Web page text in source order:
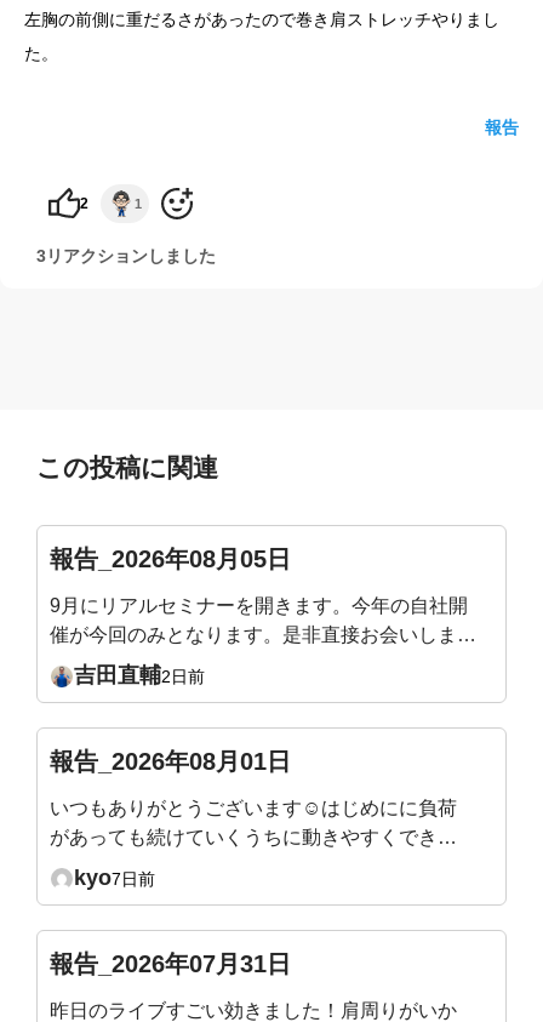
左胸の前側に重だるさがあったので巻き肩ストレッチやりまし
た。
報告
2 1
3リアクションしました
この投稿に関連
報告_2026年08月05日
9月にリアルセミナーを開きます。今年の自社開
催が今回のみとなります。是非直接お会いしまし
ょう！姿勢迷子の骨格ワーク ― 加齢で潰れない
身体のつくり方9/19（土）10:00〜12:30／渋谷当
す。https://yoshidafitness.com/seminar2026/※会
員様はご優待価格となります。※ポイントをご利
用いただけます。(例：1,000Pで1,000円引きとな
ります)
吉田直輔2日前
報告_2026年08月01日
いつもありがとうございます☺️はじめにに負荷
があっても続けていくうちに動きやすくできる
ようになったり、身体も軽くなったり引き締ま
ってくるのが分かり嬉しいです。 ただ、終わ
上がるまでが目標です😇
kyo7日前
報告_2026年07月31日
昨日のライブすごい効きました！肩周りがいか
yoshidaコラム